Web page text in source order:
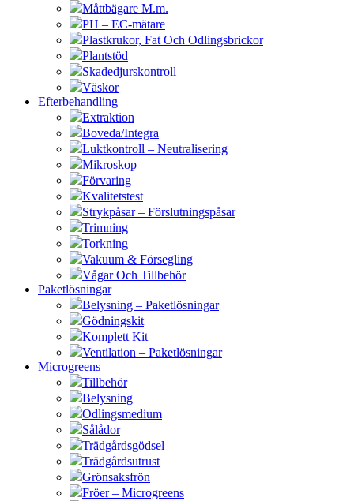
Måttbägare M.m.
PH – EC-mätare
Plastkrukor, Fat Och Odlingsbrickor
Plantstöd
Skadedjurskontroll
Väskor
Efterbehandling
Extraktion
Boveda/Integra
Luktkontroll – Neutralisering
Mikroskop
Förvaring
Kvalitetstest
Strykpåsar – Förslutningspåsar
Trimning
Torkning
Vakuum & Försegling
Vågar Och Tillbehör
Paketlösningar
Belysning – Paketlösningar
Gödningskit
Komplett Kit
Ventilation – Paketlösningar
Microgreens
Tillbehör
Belysning
Odlingsmedium
Sålådor
Trädgårdsgödsel
Trädgårdsutrust
Grönsaksfrön
Fröer – Microgreens